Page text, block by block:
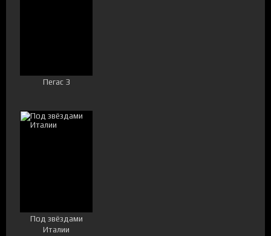
Пегас 3
Под звёздами
Италии